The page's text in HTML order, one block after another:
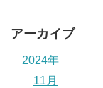
アーカイブ
2024年
11月